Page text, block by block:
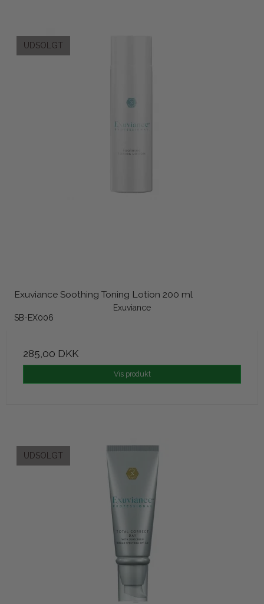
UDSOLGT
Exuviance Soothing Toning Lotion 200 ml
Exuviance
SB-EX006
285,00 DKK
Vis produkt
UDSOLGT